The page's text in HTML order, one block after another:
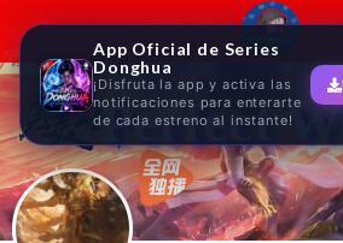
Perfect
App Oficial de Series
Donghua
¡Disfruta la app y activa las
notificaciones para enterarte
de cada estreno al instante!